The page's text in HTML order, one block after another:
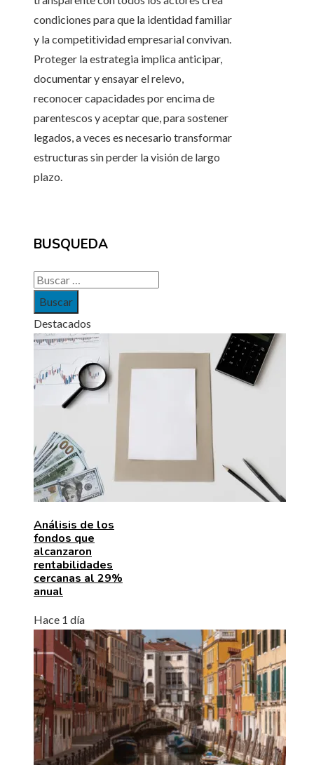
condiciones para que la identidad familiar
y la competitividad empresarial convivan.
Proteger la estrategia implica anticipar,
documentar y ensayar el relevo,
reconocer capacidades por encima de
parentescos y aceptar que, para sostener
legados, a veces es necesario transformar
estructuras sin perder la visión de largo
plazo.
BUSQUEDA
Buscar:
Destacados
Análisis de los
fondos que
alcanzaron
rentabilidades
cercanas al 29%
anual
Hace 1 día